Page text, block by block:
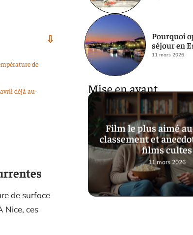
de
déjà au-
de surface
Nice, ces
Pourquoi
séjour en
11 mars 2026
Mise en avant
Film le plus aimé
classement et
films cultes
11 mars 2026